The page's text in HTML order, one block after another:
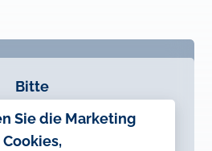
Bitte
Sie die Marketing
Cookies,